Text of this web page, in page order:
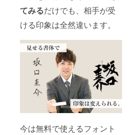
てみるだけでも、相手が受
ける印象は全然違います。
今は無料で使えるフォント